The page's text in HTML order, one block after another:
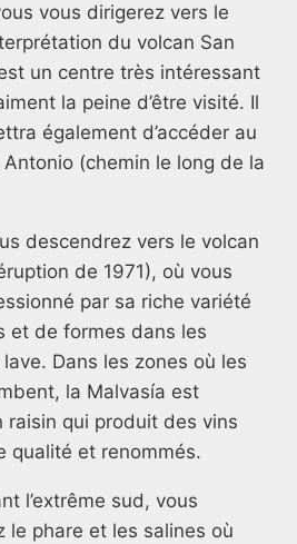
vous dirigerez vers le
du volcan San
un centre très intéressant
la peine d’être visité. Il
également d’accéder au
(chemin le long de la
descendrez vers le volcan
de 1971), où vous
par sa riche variété
et de formes dans les
Dans les zones où les
la Malvasía est
raisin qui produit des vins
qualité et renommés.
l’extrême sud, vous
le phare et les salines où